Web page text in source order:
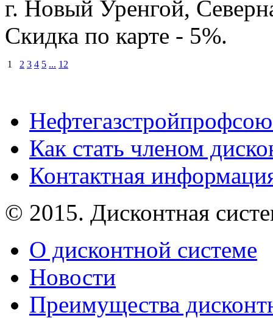
г. Новый Уренгой,
Скидка по карте - 5%.
1 2 3 4 5 ... 12
Как стать членом
Контактная
© 2015. Дисконтная
О дисконтной системе
Новости
Преимущества